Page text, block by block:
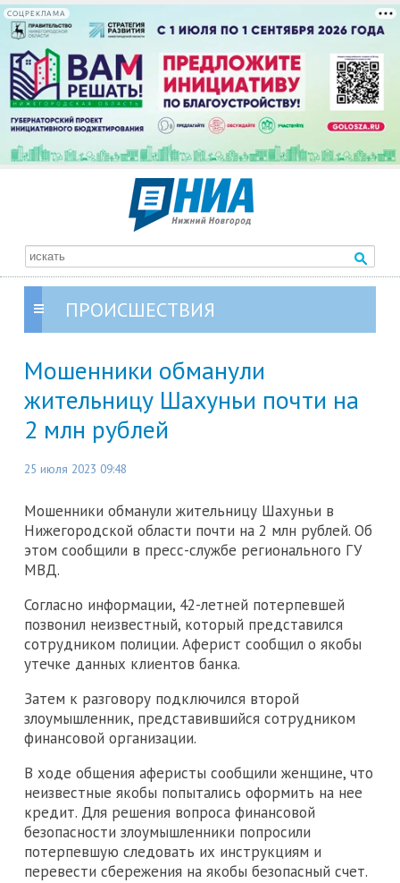
СОЦРЕКЛАМА
ПРОИСШЕСТВИЯ
Мошенники обманули
жительницу Шахуньи почти на
2 млн рублей
25 июля 2023 09:48
Мошенники обманули жительницу Шахуньи в
Нижегородской области почти на 2 млн рублей. Об
этом сообщили в пресс-службе регионального ГУ
МВД.
Согласно информации, 42-летней потерпевшей
позвонил неизвестный, который представился
сотрудником полиции. Аферист сообщил о якобы
утечке данных клиентов банка.
Затем к разговору подключился второй
злоумышленник, представившийся сотрудником
финансовой организации.
В ходе общения аферисты сообщили женщине, что
неизвестные якобы попытались оформить на нее
кредит. Для решения вопроса финансовой
безопасности злоумышленники попросили
потерпевшую следовать их инструкциям и
перевести сбережения на якобы безопасный счет.